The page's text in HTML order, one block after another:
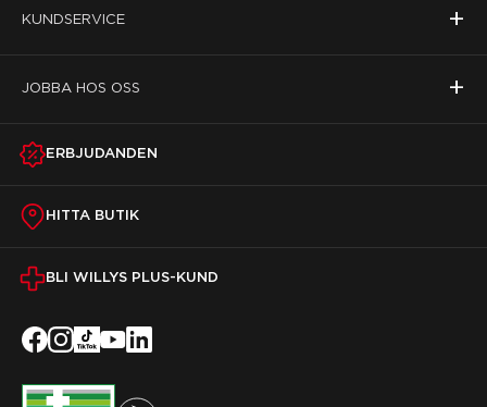
KUNDSERVICE +
JOBBA HOS OSS +
ERBJUDANDEN
HITTA BUTIK
BLI WILLYS PLUS-KUND